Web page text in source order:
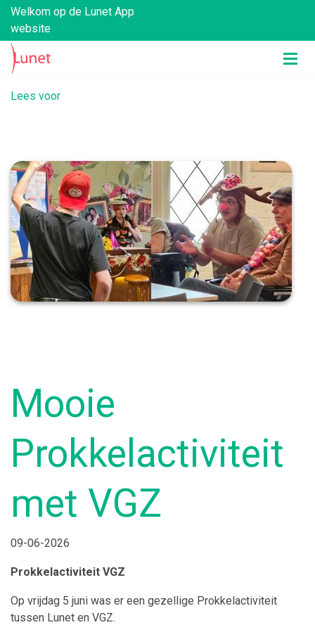
Welkom op de Lunet App
website
Lees voor
Mooie
Prokkelactiviteit
met VGZ
09-06-2026
Prokkelactiviteit VGZ
Op vrijdag 5 juni was er een gezellige Prokkelactiviteit
tussen Lunet en VGZ.